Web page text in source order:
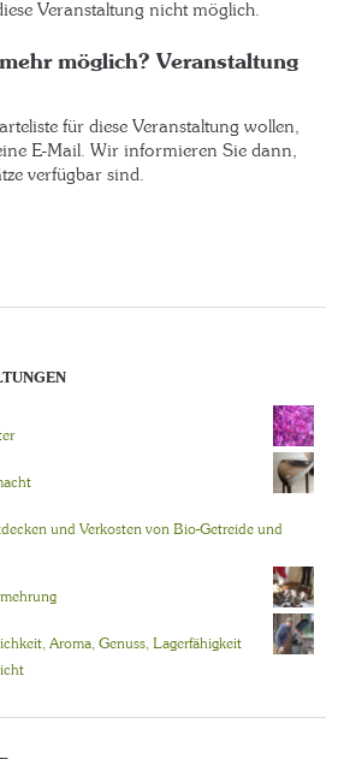
Veranstaltung nicht möglich.
möglich? Veranstaltung
für diese Veranstaltung wollen,
E-Mail. Wir informieren Sie dann,
verfügbar sind.
und Verkosten von Bio-Getreide und
Aroma, Genuss, Lagerfähigkeit